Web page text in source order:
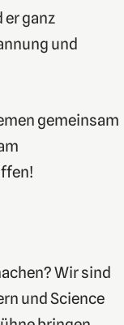
er ganz
und
gemeinsam
Wir sind
und Science